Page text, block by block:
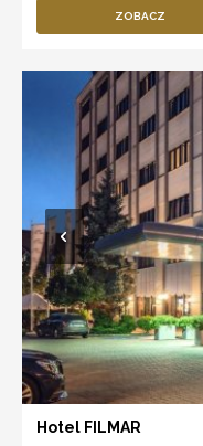
ZOBACZ
Hotel FILMAR